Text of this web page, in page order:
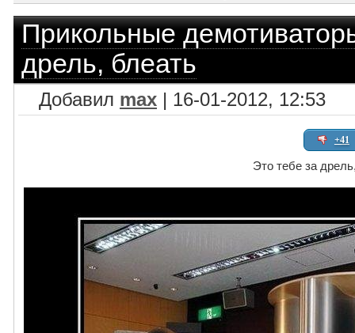
Прикольные
дрель, блеать
Добавил max | 16-01-2012, 12:53
+41
Это тебе за